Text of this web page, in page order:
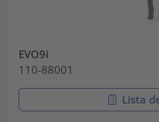
EVO9i
110-88001
Lista